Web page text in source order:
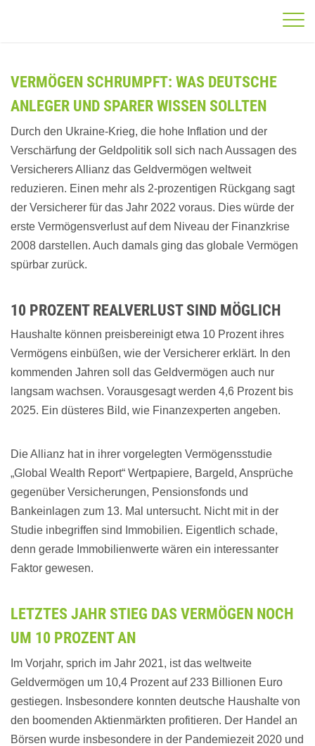
VERMÖGEN SCHRUMPFT: WAS DEUTSCHE
ANLEGER UND SPARER WISSEN SOLLTEN
Durch den Ukraine-Krieg, die hohe Inflation und der
Verschärfung der Geldpolitik soll sich nach Aussagen des
Versicherers Allianz das Geldvermögen weltweit
reduzieren. Einen mehr als 2-prozentigen Rückgang sagt
der Versicherer für das Jahr 2022 voraus. Dies würde der
erste Vermögensverlust auf dem Niveau der Finanzkrise
2008 darstellen. Auch damals ging das globale Vermögen
spürbar zurück.
10 PROZENT REALVERLUST SIND MÖGLICH
Haushalte können preisbereinigt etwa 10 Prozent ihres
Vermögens einbüßen, wie der Versicherer erklärt. In den
kommenden Jahren soll das Geldvermögen auch nur
langsam wachsen. Vorausgesagt werden 4,6 Prozent bis
2025. Ein düsteres Bild, wie Finanzexperten angeben.
Die Allianz hat in ihrer vorgelegten Vermögensstudie
„Global Wealth Report“ Wertpapiere, Bargeld, Ansprüche
gegenüber Versicherungen, Pensionsfonds und
Bankeinlagen zum 13. Mal untersucht. Nicht mit in der
Studie inbegriffen sind Immobilien. Eigentlich schade,
denn gerade Immobilienwerte wären ein interessanter
Faktor gewesen.
LETZTES JAHR STIEG DAS VERMÖGEN NOCH
UM 10 PROZENT AN
Im Vorjahr, sprich im Jahr 2021, ist das weltweite
Geldvermögen um 10,4 Prozent auf 233 Billionen Euro
gestiegen. Insbesondere konnten deutsche Haushalte von
den boomenden Aktienmärkten profitieren. Der Handel an
Börsen wurde insbesondere in der Pandemiezeit 2020 und